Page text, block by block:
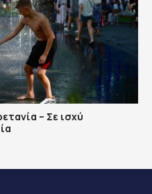
– Σε ισχύ